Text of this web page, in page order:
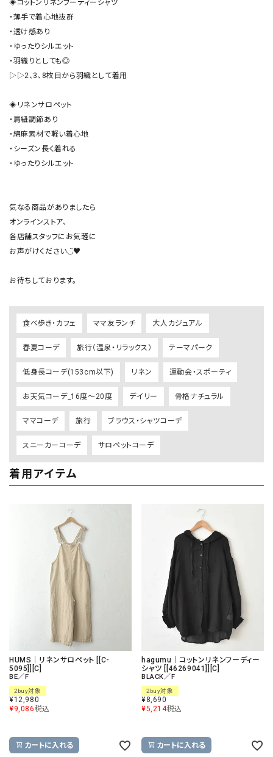
◈コットンリネンフーディーシャツ
・薄手で着心地抜群
・透け感あり
・ゆったりシルエット
・羽織りとしても◎
▷▷2、3、8枚目から羽織として着用
◈リネンサロペット
・肩紐調節あり
・綿麻素材で軽い着心地
・シーズン長く着れる
・ゆったりシルエット
気なる商品がありましたら
オンラインストア、
各店舗スタッフにお気軽に
お声がけください◡̈♥︎
食べ歩き・カフェ ママ友ランチ 大人カジュアル
春夏コーデ 旅行（温泉・リラックス） テーマパーク
低身長コーデ(153cm以下) リネン 運動会・スポーティ
お天気コーデ_16度～20度 デイリー 骨格ナチュラル
ママコーデ 旅行 ブラウス・シャツコーデ
スニーカーコーデ サロペットコーデ
着用アイテム
HUMS｜リネンサロペット [[C-
5095]][C]
BE／F
2buy対象
¥12,980
¥9,086税込
カートに入れる
hagumu｜コットンリネンフーディー
シャツ [[46269041]][C]
BLACK／F
2buy対象
¥8,690
¥5,214税込
カートに入れる